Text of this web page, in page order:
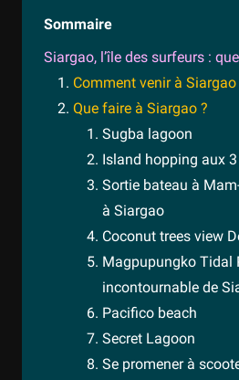
Sommaire
Siargao, l’île des surfeurs :
Comment venir à Siargao
Que faire à Siargao ?
Sugba lagoon
Island hopping aux
Sortie bateau à
à Siargao
Coconut trees view
Magpupungko Tidal
incontournable de
Pacifico beach
Secret Lagoon
Se promener à